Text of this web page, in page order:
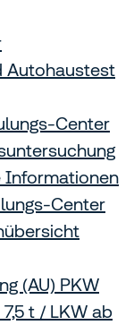
Autohaustest
Center
Informationen
Center
(AU) PKW
t / LKW ab